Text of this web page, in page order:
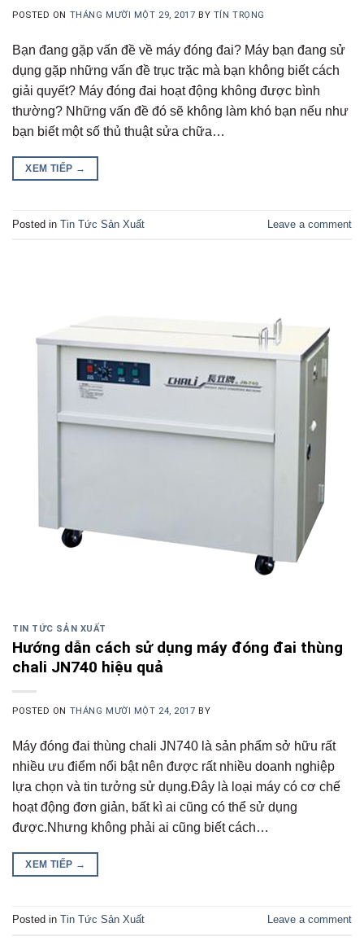
POSTED ON THÁNG MƯỜI MỘT 29, 2017 BY TÍN TRỌNG
Bạn đang gặp vấn đề về máy đóng đai? Máy bạn đang sử
dụng gặp những vấn đề trục trặc mà bạn không biết cách
giải quyết? Máy đóng đai hoạt động không được bình
thường? Những vấn đề đó sẽ không làm khó bạn nếu như
bạn biết một số thủ thuật sửa chữa…
XEM TIẾP →
Posted in Tin Tức Sản Xuất Leave a comment
TIN TỨC SẢN XUẤT
Hướng dẫn cách sử dụng máy đóng đai thùng
chali JN740 hiệu quả
POSTED ON THÁNG MƯỜI MỘT 24, 2017 BY
Máy đóng đai thùng chali JN740 là sản phẩm sở hữu rất
nhiều ưu điểm nổi bật nên được rất nhiều doanh nghiệp
lựa chọn và tin tưởng sử dụng.Đây là loại máy có cơ chế
hoạt động đơn giản, bất kì ai cũng có thể sử dụng
được.Nhưng không phải ai cũng biết cách…
XEM TIẾP →
Posted in Tin Tức Sản Xuất Leave a comment